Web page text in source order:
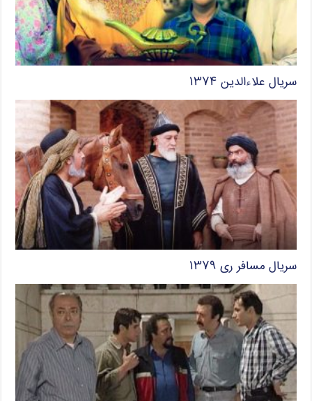
سریال علاءالدین ۱۳۷۴
سریال مسافر ری ۱۳۷۹